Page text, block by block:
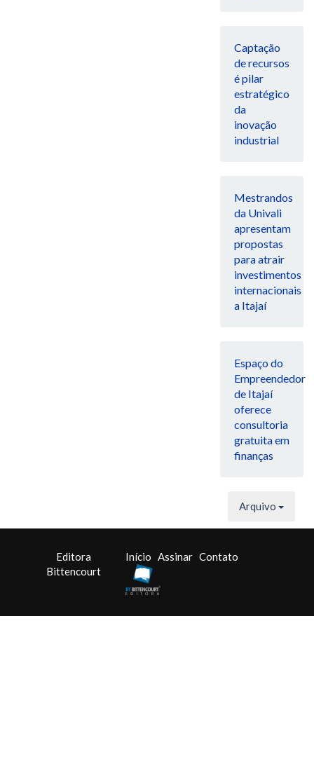
Captação
de recursos
é pilar
estratégico
da
inovação
industrial
Mestrandos
da Univali
apresentam
propostas
para atrair
investimentos
internacionais
a Itajaí
Espaço do
Empreendedor
de Itajaí
oferece
consultoria
gratuita em
finanças
Arquivo
Editora
Bittencourt
Início Assinar Contato